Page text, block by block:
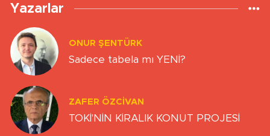
Yazarlar
ONUR ŞENTÜRK
Sadece tabela mı YENİ?
ZAFER ÖZCIVAN
TOKİ'NİN KİRALIK KONUT PROJESİ